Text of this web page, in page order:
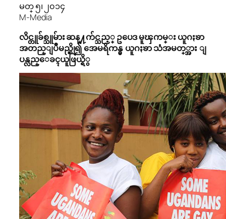
မတ္ ၅၊ ၂၀၁၄
M-Media
လိင္တူခ်စ္သူမ်ား ဆန္႔က်င္သည့္ ဥပေဒ မူၾကမ္း ယူဂႏၶာ
အတည္ျပဳမည္ဆို၍ အေမရိကန္မွ ယူဂႏၶာ သံအမတ္္အား ျ
ပန္လည္ေခၚယူဖြယ္ရိွ